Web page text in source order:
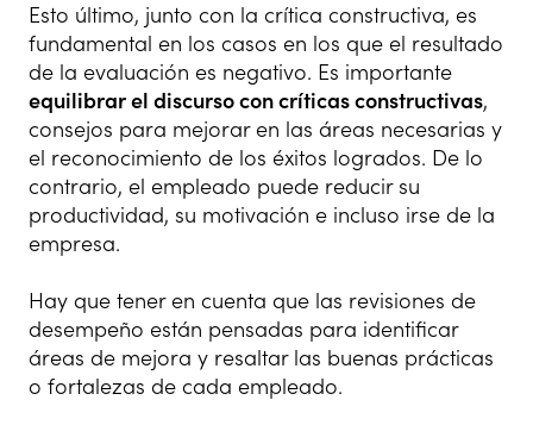
Esto último, junto con la crítica constructiva, es
fundamental en los casos en los que el resultado
de la evaluación es negativo. Es importante
equilibrar el discurso con críticas constructivas,
consejos para mejorar en las áreas necesarias y
el reconocimiento de los éxitos logrados. De lo
contrario, el empleado puede reducir su
productividad, su motivación e incluso irse de la
empresa.
Hay que tener en cuenta que las revisiones de
desempeño están pensadas para identificar
áreas de mejora y resaltar las buenas prácticas
o fortalezas de cada empleado.